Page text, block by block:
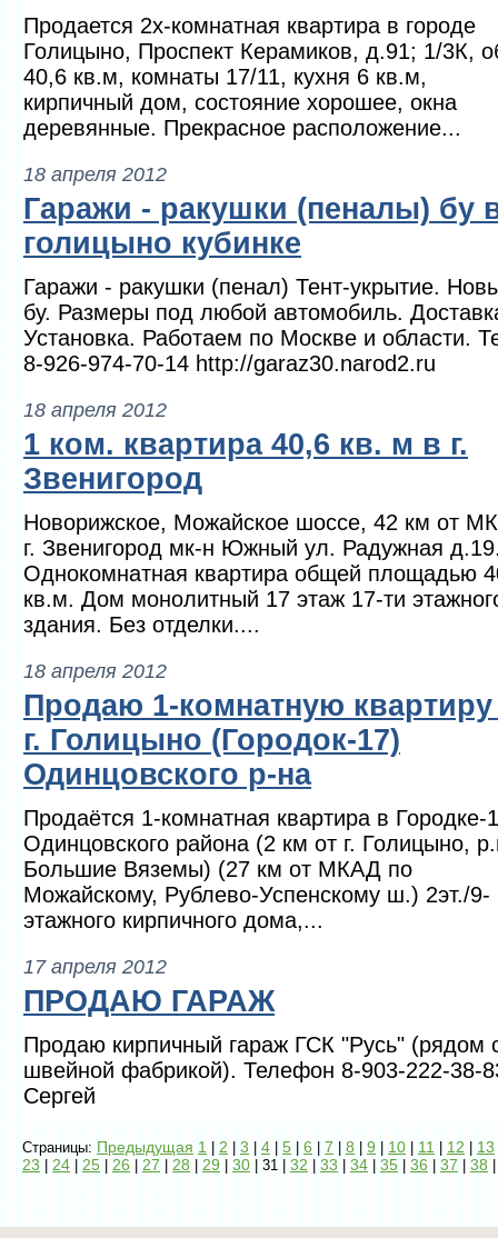
Продается 2х-комнатная квартира в городе
Голицыно, Проспект Керамиков, д.91; 1/3К,
40,6 кв.м, комнаты 17/11, кухня 6 кв.м,
кирпичный дом, состояние хорошее, окна
деревянные. Прекрасное расположение...
18 апреля 2012
Гаражи - ракушки (пеналы) бу
голицыно кубинке
Гаражи - ракушки (пенал) Тент-укрытие.
бу. Размеры под любой автомобиль.
Установка. Работаем по Москве и области.
8-926-974-70-14 http://garaz30.narod2.ru
18 апреля 2012
1 ком. квартира 40,6 кв. м в г.
Звенигород
Новорижское, Можайское шоссе, 42 км от
г. Звенигород мк-н Южный ул. Радужная
Однокомнатная квартира общей площадью
кв.м. Дом монолитный 17 этаж 17-ти
здания. Без отделки....
18 апреля 2012
Продаю 1-комнатную
г. Голицыно (Городок-17)
Одинцовского р-на
Продаётся 1-комнатная квартира в Городке-
Одинцовского района (2 км от г. Голицыно,
Большие Вяземы) (27 км от МКАД по
Можайскому, Рублево-Успенскому ш.) 2эт./9-
этажного кирпичного дома,...
17 апреля 2012
ПРОДАЮ ГАРАЖ
Продаю кирпичный гараж ГСК "Русь" (рядом
швейной фабрикой). Телефон 8-903-222-38-
Сергей
Страницы: Предыдущая 1 | 2 |3|4|5|6| 7 |8 |9|10 |11 | 12|13
23 | 24|25| 26| 27|28| 29|30 | 31 |32| 33|34| 35|36 |37|38